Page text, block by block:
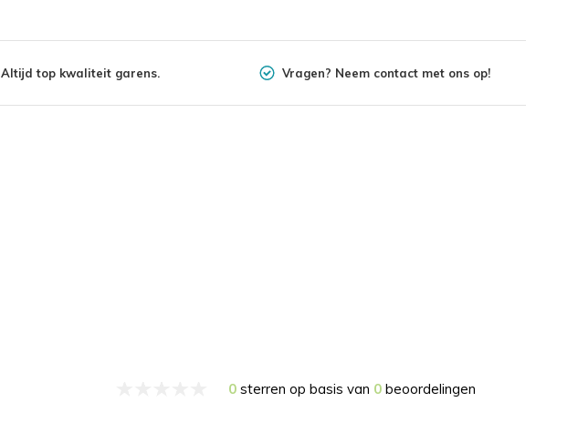
Altijd top kwaliteit garens. Vragen? Neem contact met ons op!
0 sterren op basis van 0 beoordelingen